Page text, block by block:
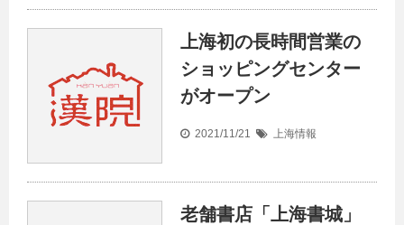
上海初の長時間営業の
ショッピングセンター
がオープン
2021/11/21 上海情報
老舗書店「上海書城」